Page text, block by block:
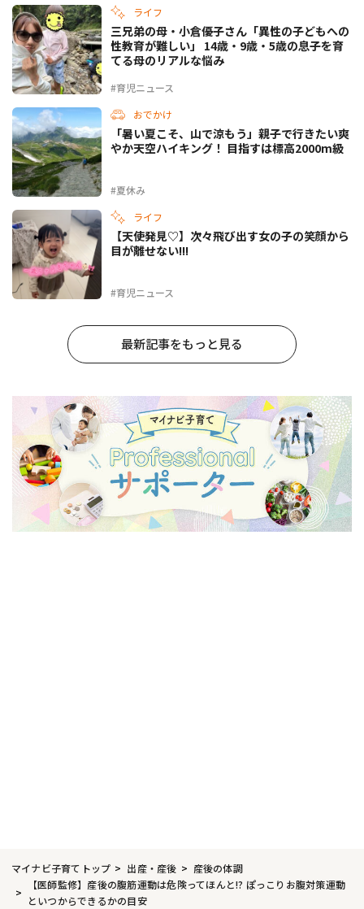
ライフ
#育児ニュース
三兄弟の母・小倉優子さん「異性の子どもへの
性教育が難しい」 14歳・9歳・5歳の息子を育
てる母のリアルな悩み
おでかけ
#夏休み
「暑い夏こそ、山で涼もう」親子で行きたい爽
やか天空ハイキング！ 目指すは標高2000m級
ライフ
#育児ニュース
【天使発見♡】次々飛び出す女の子の笑顔から
目が離せない!!!
最新記事をもっと見る
マイナビ子育てトップ 出産・産後
産後の体調
【医師監修】産後の腹筋運動は危険ってほんと!? ぽっこりお腹対策運動
といつからできるかの目安